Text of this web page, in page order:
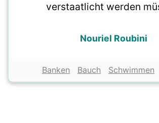
verstaatlicht werden
Nouriel Roubini
Banken Bauch Schwimmen